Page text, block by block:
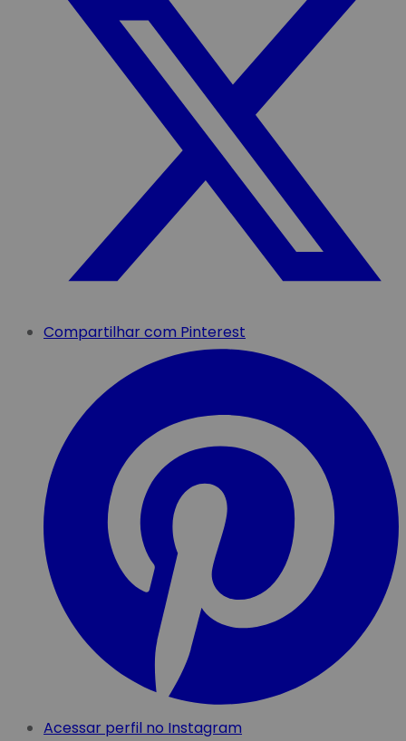
Compartilhar com Pinterest
Acessar perfil no Instagram